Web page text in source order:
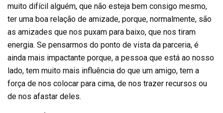
muito difícil alguém, que não esteja bem consigo mesmo,
ter uma boa relação de amizade, porque, normalmente, são
as amizades que nos puxam para baixo, que nos tiram
energia. Se pensarmos do ponto de vista da parceria, é
ainda mais impactante porque, a pessoa que está ao nosso
lado, tem muito mais influência do que um amigo, tem a
força de nos colocar para cima, de nos trazer recursos ou
de nos afastar deles.